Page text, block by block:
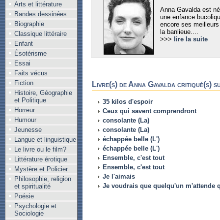
Arts et littérature
Bandes dessinées
Biographie
Classique littéraire
Enfant
Ésotérisme
Essai
Faits vécus
Fiction
Histoire, Géographie
et Politique
Horreur
Humour
Jeunesse
Langue et linguistique
Le livre ou le film?
Littérature érotique
Mystère et Policier
Philosophie, religion
et spiritualité
Poésie
Psychologie et
Sociologie
Anna Gavalda est
une enfance
encore ses
la banlieue....
>>> lire la suite
Livre(s) de Anna Gavalda critiqué(s)
35 kilos d'espoir
Ceux qui savent comprendront
consolante (La)
consolante (La)
échappée belle (L')
échappée belle (L')
Ensemble, c'est tout
Ensemble, c'est tout
Je l'aimais
Je voudrais que quelqu'un m'attende